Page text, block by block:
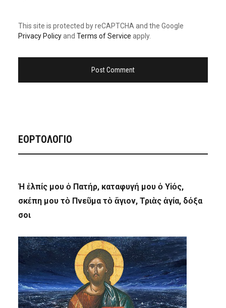
This site is protected by reCAPTCHA and the Google
Privacy Policyand Terms of Service apply.
ΕΟΡΤΟΛΟΓΙΟ
Ἡ ἐλπίς μου ὁ Πατήρ, καταφυγή μου ὁ Υἱός,
σκέπη μου τὸ Πνεῦμα τὸ ἅγιον, Τριὰς ἁγία, δόξα
σοι